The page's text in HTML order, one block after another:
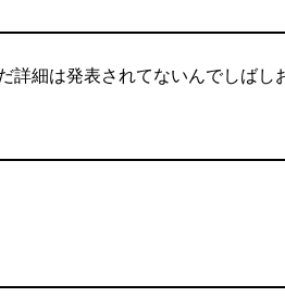
詳細は発表されてないんでしば